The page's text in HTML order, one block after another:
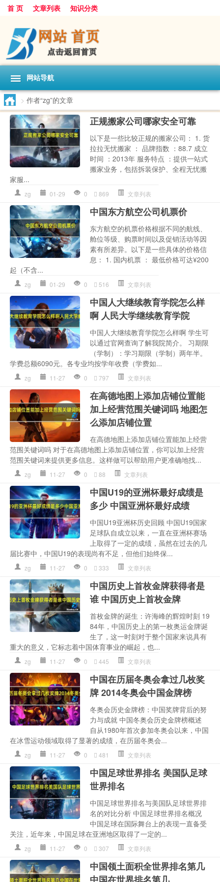
首 页 文章列表 知识分类
网站导航
> 作者“zg”的文章
正规搬家公司哪家安全可靠
以下是一些比较正规的搬家公司： 1. 货
拉拉无忧搬家 ： 品牌指数 ：88.7 成立
时间 ：2013年 服务特点 ：提供一站式
搬家业务，包括拆装保护、全程无忧搬
家服...
zg 01-29 0 869 文章列表
中国东方航空公司机票价
东方航空的机票价格根据不同的航线、
舱位等级、购票时间以及促销活动等因
素有所差异。以下是一些具体的价格信
息： 1. 国内机票 ： 最低价格可达¥200
起（不含...
zg 01-29 0 516 文章列表
中国人大继续教育学院怎么样
啊 人民大学继续教育学院
中国人大继续教育学院怎么样啊 学生可
以通过官网查询了解我院简介。 习期限
（学制）：学习期限（学制）两年半。
学费总额6090元。各专业均按学年收费（学费如...
zg 11-27 0 797 文章列表
在高德地图上添加店铺位置能
加上经营范围关键词吗 地图怎
么添加店铺位置
在高德地图上添加店铺位置能加上经营
范围关键词吗 对于在高德地图上添加店铺位置，你可以加上经营
范围关键词来提供更多信息。这样做可以帮助用户更准确地找...
zg 11-27 0 88 文章列表
中国U19的亚洲杯最好成绩是
多少 中国亚洲杯最好成绩
中国U19亚洲杯历史回顾 中国U19国家
足球队自成立以来，一直在亚洲杯赛场
上取得了一定的成绩，虽然在过去的几
届比赛中，中国U19的表现尚有不足，但他们始终保...
zg 11-27 0 333 文章列表
中国历史上首枚金牌获得者是
谁 中国历史上首枚金牌
首枚金牌的诞生：许海峰的辉煌时刻 19
84年，中国历史上的第一枚奥运金牌诞
生了，这一时刻对于整个国家来说具有
重大的意义，它标志着中国体育事业的崛起，也...
zg 11-27 0 445 文章列表
中国在历届冬奥会拿过几枚奖
牌 2014冬奥会中国金牌榜
冬奥会历史金牌榜：中国奖牌背后的努
力与成就 中国冬奥会历史金牌榜概述
自从1980年首次参加冬奥会以来，中国
在冰雪运动领域取得了显著的成绩，在历届冬奥会...
zg 11-27 0 481 文章列表
中国足球世界排名 美国队足球
世界排名
中国足球世界排名与美国队足球世界排
名的对比分析 中国足球世界排名概况
中国足球在国际舞台上的表现一直备受
关注，近年来，中国足球在亚洲地区取得了一定的...
zg 11-27 0 307 文章列表
中国领土面积全世界排名第几
中国在世界排名第几